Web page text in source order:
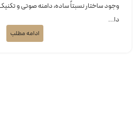
وجود ساختار نسبتاً ساده، دامنه صوتی و
دا...
ادامه مطلب